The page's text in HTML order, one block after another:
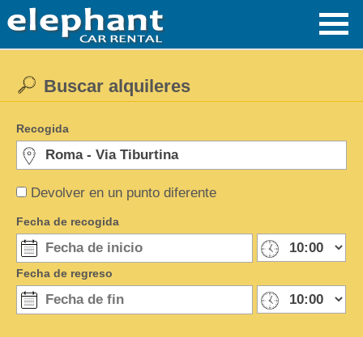
Devolver en un punto diferente
Buscar alquileres
Recogida
Fecha de recogida
Fecha de regreso